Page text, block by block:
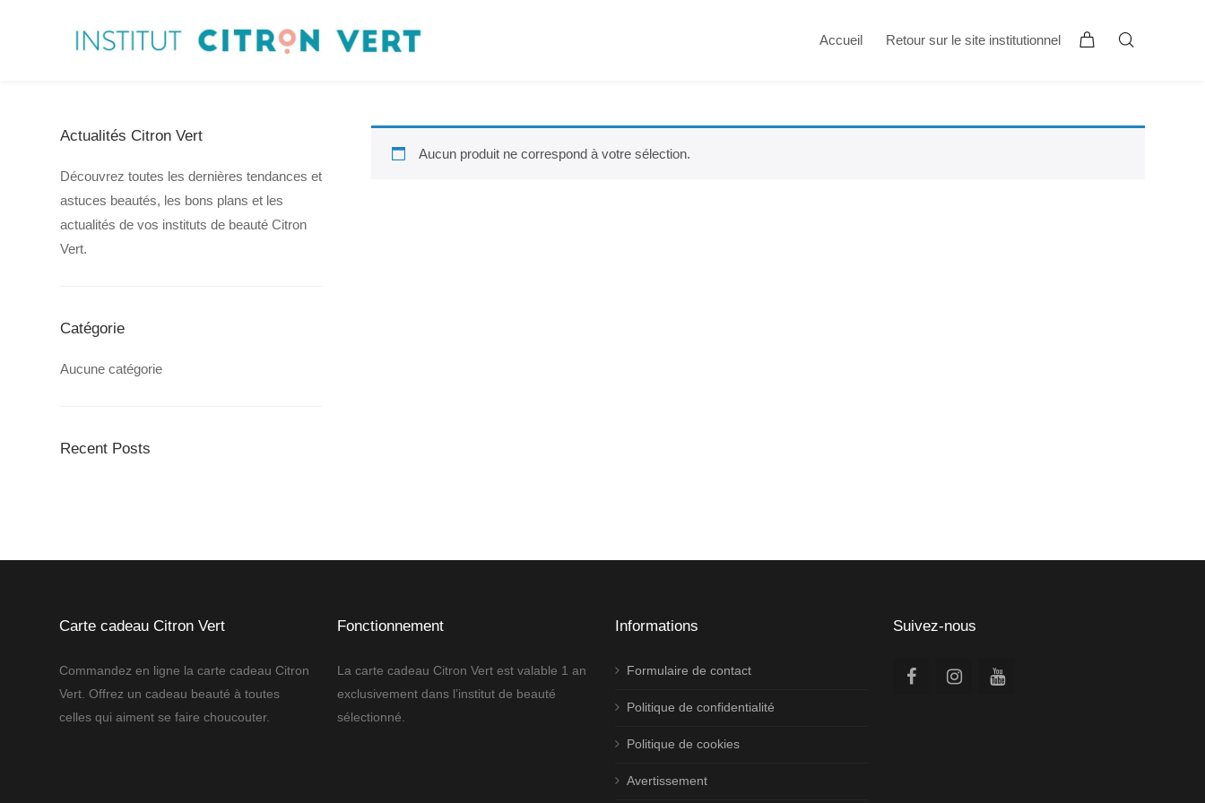
Accueil Retour sur le site institutionnel
Aucun produit ne correspond à votre sélection.
Actualités Citron Vert
Découvrez toutes les dernières tendances et
astuces beautés, les bons plans et les
actualités de vos instituts de beauté Citron
Vert.
Catégorie
Aucune catégorie
Recent Posts
Carte cadeau Citron Vert
Commandez en ligne la carte cadeau Citron
Vert. Offrez un cadeau beauté à toutes
celles qui aiment se faire choucouter.
Fonctionnement
La carte cadeau Citron Vert est valable 1 an
exclusivement dans l’institut de beauté
sélectionné.
Informations
Formulaire de contact
Politique de confidentialité
Politique de cookies
Avertissement
Suivez-nous